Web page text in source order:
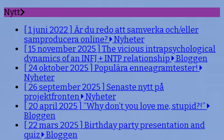
Nytt
[ 1 juni 2022 ] Är du redo att samverka och/eller
samproducera online?
Nyheter
[ 15 november 2025 ] The vicious intrapsychological
dynamics of an INFJ + INTP relationship
Bloggen
[ 24 oktober 2025 ] Populära enneagramtester!
Nyheter
[ 26 september 2025 ] Senaste nytt på
projektfronten
Nyheter
[ 20 april 2025 ] ”Why don’t you love me, stupid?!”
Bloggen
[ 22 mars 2025 ] Birthday party presentation and
quiz
Bloggen